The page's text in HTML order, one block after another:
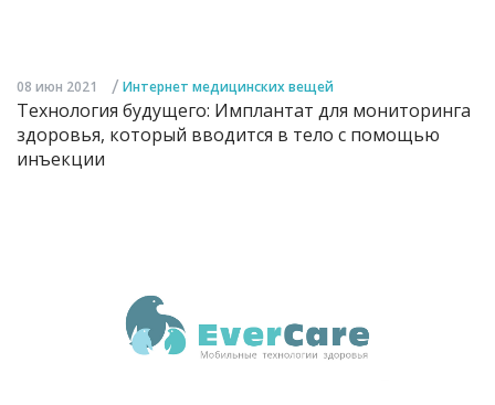
08 июн 2021 / Интернет медицинских вещей
Технология будущего: Имплантат для мониторинга
здоровья, который вводится в тело с помощью
инъекции